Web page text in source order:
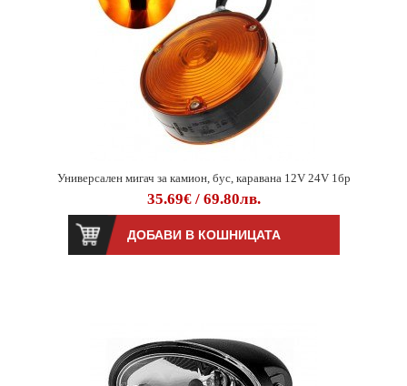
Универсален мигач за камион, бус, каравана 12V 24V 1бр
35.69€ / 69.80лв.